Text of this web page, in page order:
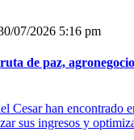
07/2026 5:16 pm
de paz,
Cesar han encontrado
sus ingresos y